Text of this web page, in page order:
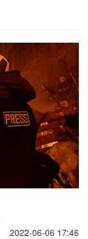
2022-06-06 17:46